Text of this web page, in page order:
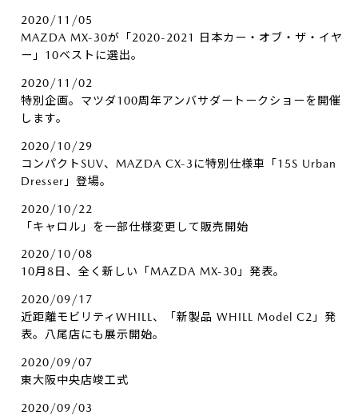
2020/11/05
MAZDA MX-30が「2020-2021 日本カー・オブ・ザ・イヤ
ー」10ベストに選出。
2020/11/02
特別企画。マツダ100周年アンバサダートークショーを開催
します。
2020/10/29
コンパクトSUV、MAZDA CX-3に特別仕様車「15S Urban
Dresser」登場。
2020/10/22
「キャロル」を一部仕様変更して販売開始
2020/10/08
10月8日、全く新しい「MAZDA MX-30」発表。
2020/09/17
近距離モビリティWHILL、「新製品 WHILL Model C2」発
表。八尾店にも展示開始。
2020/09/07
東大阪中央店竣工式
2020/09/03